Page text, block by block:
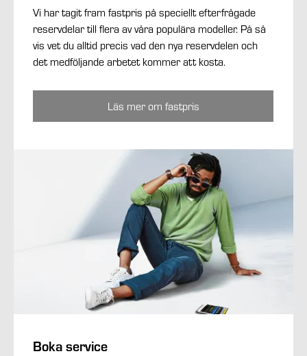
Vi har tagit fram fastpris på speciellt efterfrågade
reservdelar till flera av våra populära modeller. På så
vis vet du alltid precis vad den nya reservdelen och
det medföljande arbetet kommer att kosta.
Läs mer om fastpris
Boka service